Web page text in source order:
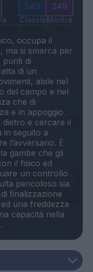
249
Classic
249
Mantra
occupa il
ma si smarca per
di
di un
abile nel
del campo e nel
che di
e in appoggio
e cercare il
in seguito a
l’avversario. È
gambe che gli
il fisico ed
un controllo
pericoloso sia
finalizzazione
una freddezza
capacità nella